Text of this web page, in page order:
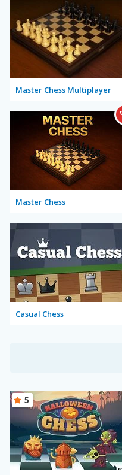
Master Chess Multiplayer
Master Chess
Casual Chess
5